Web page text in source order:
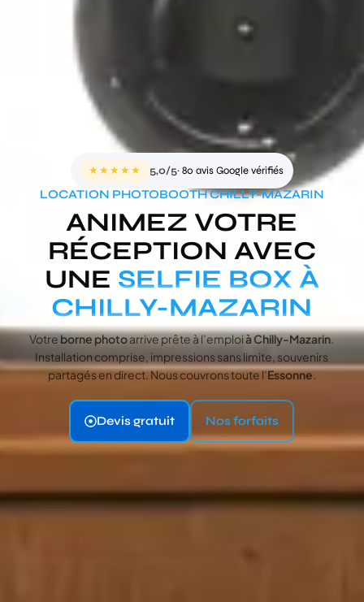
★★★★★ 5,0/5· 80 avis Google vérifiés
LOCATION PHOTOBOOTH CHILLY-MAZARIN
ANIMEZ VOTRE
RÉCEPTION AVEC
UNE SELFIE BOX À
CHILLY-MAZARIN
Votreborne photoarrive prête à l’emploià Chilly-Mazarin.
Installation comprise, impressions sans limite, souvenirs
partagés en direct. Nous couvrons toute l’Essonne.
Devis gratuit Nos forfaits